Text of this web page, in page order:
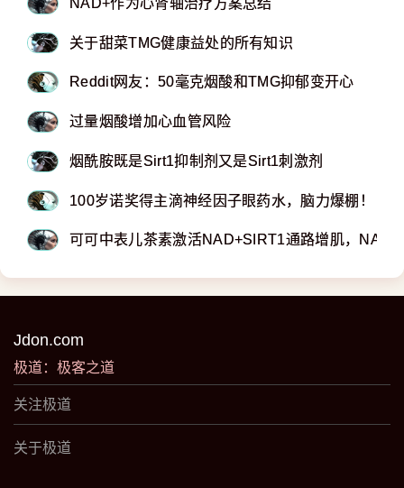
关于甜菜TMG健康益处的所有知识
Reddit网友：50毫克烟酸和TMG抑郁变开心
过量烟酸增加心血管风险
烟酰胺既是Sirt1抑制剂又是Sirt1刺激剂
100岁诺奖得主滴神经因子眼药水，脑力爆棚！
可可中表儿茶素激活NAD+SIRT1通路增肌，
Jdon.com
极道：极客之道
关注极道
关于极道